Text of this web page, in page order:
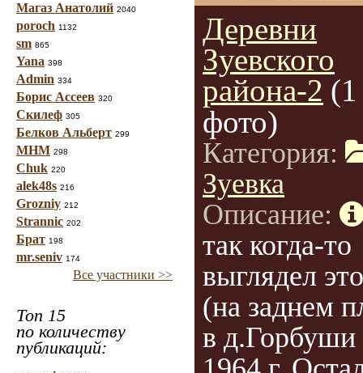
Магаз Анатолий 2040
poroch 1132
sm 865
Yana 398
Admin 334
Борис Ассеев 320
Скилеф 305
Белков Альберт 299
МНМ 298
Chuk 220
alek48s 216
Grozniy 212
Strannic 202
Брат 198
mr.seniv 174
Все участники >>
Топ 15
по количеству
публикаций:
Деревни
Зуевского
района-2 (1
фото)
Категория:
Зуевка
Описание:
так когда-то
выглядел
(на заднем
в д.Горбуши